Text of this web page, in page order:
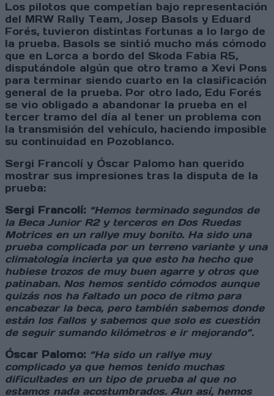
Los pilotos que competían bajo representación
del MRW Rally Team, Josep Basols y Eduard
Forés, tuvieron distintas fortunas a lo largo de
la prueba. Basols se sintió mucho más cómodo
que en Lorca a bordo del Skoda Fabia R5,
disputándole algún que otro tramo a Xevi Pons
para terminar siendo cuarto en la clasificación
general de la prueba. Por otro lado, Edu Forés
se vio obligado a abandonar la prueba en el
tercer tramo del día al tener un problema con
la transmisión del vehículo, haciendo imposible
su continuidad en Pozoblanco.
Sergi Francolí y Óscar Palomo han querido
mostrar sus impresiones tras la disputa de la
prueba:
Sergi Francolí: “Hemos terminado segundos de
la Beca Junior R2 y terceros en Dos Ruedas
Motrices en un rallye muy bonito. Ha sido una
prueba complicada por un terreno variante y una
climatología incierta ya que esto ha hecho que
hubiese trozos de muy buen agarre y otros que
patinaban. Nos hemos sentido cómodos aunque
quizás nos ha faltado un poco de ritmo para
encabezar la beca, pero también sabemos donde
están los fallos y sabemos que solo es cuestión
de seguir sumando kilómetros e ir mejorando”.
Óscar Palomo: “Ha sido un rallye muy
complicado ya que hemos tenido muchas
dificultades en un tipo de prueba al que no
estamos nada acostumbrados. Aun así, hemos